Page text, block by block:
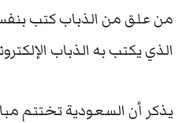
من علق من الذباب كتب
الذي يكتب به الذباب
يذكر أن السعودية تختتم